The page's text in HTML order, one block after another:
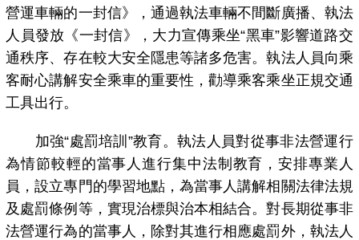
營運車輛的一封信》，通過執法車輛不間斷廣播、執法
人員發放《一封信》，大力宣傳乘坐“黑車”影響道路交
通秩序、存在較大安全隱患等諸多危害。執法人員向乘
客耐心講解安全乘車的重要性，勸導乘客乘坐正規交通
工具出行。
加強“處罰培訓”教育。執法人員對從事非法營運行
為情節較輕的當事人進行集中法制教育，安排專業人
員，設立專門的學習地點，為當事人講解相關法律法規
及處罰條例等，實現治標與治本相結合。對長期從事非
法營運行為的當事人，除對其進行相應處罰外，執法人